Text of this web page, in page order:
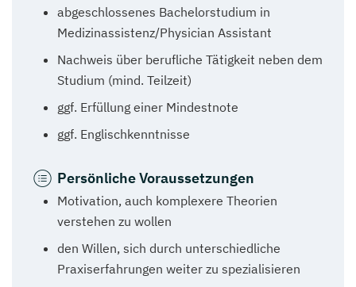
abgeschlossenes Bachelorstudium in
Medizinassistenz/Physician Assistant
Nachweis über berufliche Tätigkeit neben dem
Studium (mind. Teilzeit)
ggf. Erfüllung einer Mindestnote
ggf. Englischkenntnisse
Persönliche Voraussetzungen
Motivation, auch komplexere Theorien
verstehen zu wollen
den Willen, sich durch unterschiedliche
Praxiserfahrungen weiter zu spezialisieren